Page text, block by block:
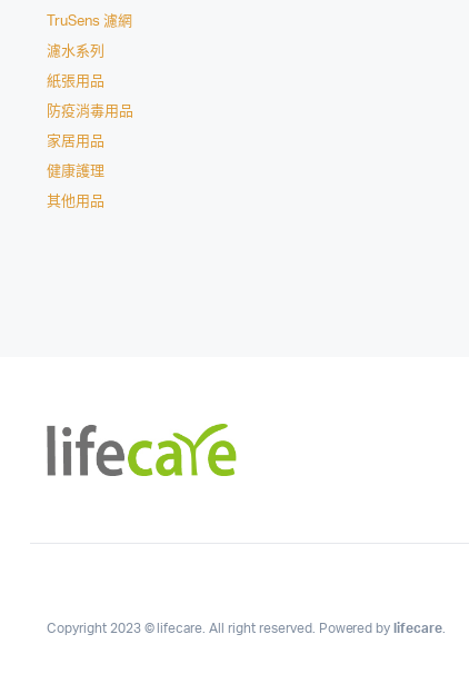
TruSens 濾網
濾水系列
紙張用品
防疫消毒用品
家居用品
健康護理
其他用品
Copyright 2023 © lifecare. All right reserved. Powered by lifecare.